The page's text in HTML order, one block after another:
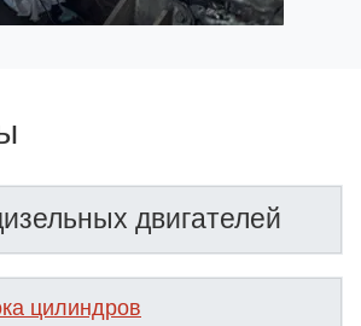
двигателей
цилиндров